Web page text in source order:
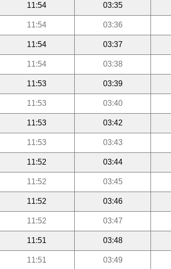
03:35
11:54
03:36
11:54
03:37
11:54
03:38
11:54
03:39
11:53
03:40
11:53
03:42
11:53
03:43
11:53
03:44
11:52
03:45
11:52
03:46
11:52
03:47
11:52
03:48
11:51
03:49
11:51